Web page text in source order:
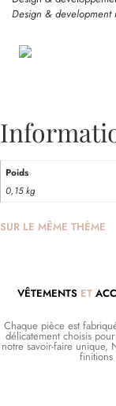
Design & development
Poids
0,15 kg
SUR LE MÊME THÈME
VÊTEMENTSET
Chaque pièce est
délicatement choisis
notre savoir-faire unique,